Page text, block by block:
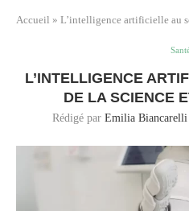
Accueil » L’intelligence artificielle au
L’INTELLIGENCE
DE LA SCIENCE
Rédigé par Emilia Biancarelli